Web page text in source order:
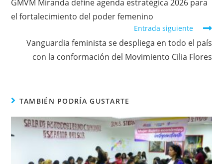
GMVM Miranda define agenda estratégica 2026 para
el fortalecimiento del poder femenino
Entrada siguiente
Vanguardia feminista se despliega en todo el país
con la conformación del Movimiento Cilia Flores
TAMBIÉN PODRÍA GUSTARTE